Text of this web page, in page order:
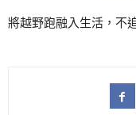
將越野跑融入生活，不